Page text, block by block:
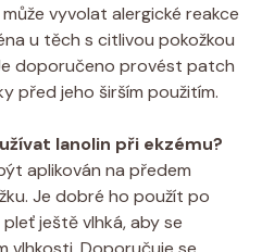
vyvolat alergické reakce
u těch s citlivou‌ pokožkou
​doporučeno provést patch
před jeho širším použitím.
lanolin při ekzému?
aplikován ⁤na předem
Je dobré ho použít po
ještě vlhká, aby se